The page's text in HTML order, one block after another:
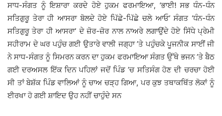
ਸਾਧ-ਸੰਗਤ ਨੂੰ ਇਸ਼ਾਰਾ ਕਰਦੇ ਹੋਏ ਹੁਕਮ ਫਰਮਾਇਆ, ‘ਭਾਈ! ਸਭ ਧੰਨ-ਧੰਨ
ਸਤਿਗੁਰੂ ਤੇਰਾ ਹੀ ਆਸਰਾ ਬੋਲਦੇ ਹੋਏ ਪਿੱਛੇ-ਪਿੱਛੇ ਚਲੇ ਆਓ’ ਸੰਗਤ ‘ਧੰਨ-ਧੰਨ
ਸਤਿਗੁਰੂ ਤੇਰਾ ਹੀ ਆਸਰਾ’ ਦੇ ਜ਼ੋਰ-ਜ਼ੋਰ ਨਾਲ ਨਾਅਰੇ ਲਗਾਉਂਦੇ ਹੋਏ ਸਿੱਧੇ ਪ੍ਰੇਮੀ
ਸਹੀਰਾਮ ਦੇ ਘਰ ਪਹੁੰਚ ਗਈ ਉਤਾਰੇ ਵਾਲੀ ਜਗ੍ਹਾ ’ਤੇ ਪਹੁੰਚਕੇ ਪੂਜਨੀਕ ਸਾਈਂ ਜੀ
ਨੇ ਸਾਧ-ਸੰਗਤ ਨੂੰ ਸਿਮਰਨ ਕਰਨ ਦਾ ਹੁਕਮ ਫਰਮਾਇਆ ਸੰਗਤ ਉੱਥੇ ਭਜਨ ’ਤੇ ਬੈਠ
ਗਈ ਦਰਅਸਲ ਇੱਕ ਦਿਨ ਪਹਿਲਾਂ ਜਦੋਂ ਪਿੰਡ ’ਚ ਸਤਿਸੰਗ ਹੋਣ ਦੀ ਚਰਚਾ ਹੋਈ
ਸੀ ਤਾਂ ਬੇਸ਼ੱਕ ਪਿੰਡ ਵਾਲਿਆਂ ਨੂੰ ਚਾਅ ਚੜ੍ਹ ਗਿਆ, ਪਰ ਕੁਝ ਤਥਾਕਥਿੱਤ ਲੋਕਾਂ ਨੂੰ
ਈਰਖਾ ਹੋ ਗਈ ਸ਼ਾਇਦ ਉਹ ਨਹੀਂ ਚਾਹੁੰਦੇ ਸਨ